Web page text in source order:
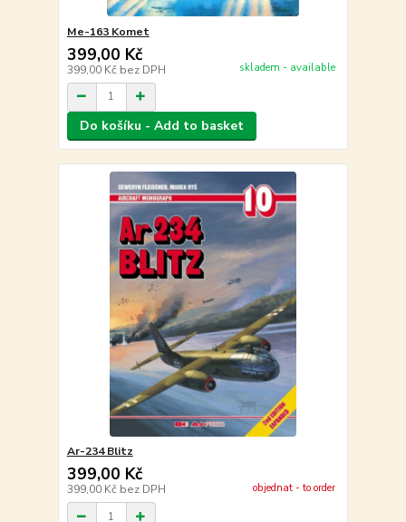
Me-163 Komet
399,00 Kč
399,00 Kč bez DPH skladem - available
Do košíku - Add to basket
Ar-234 Blitz
399,00 Kč
399,00 Kč bez DPH objednat - to order